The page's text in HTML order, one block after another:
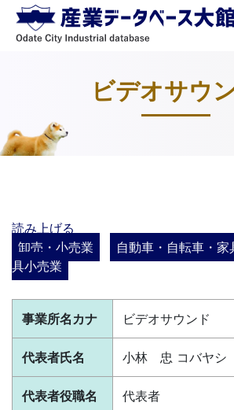
ビデオサウ
読み上げる
卸売・小売業
自動車・自転車・
具小売業
事業所名カナ ビデオサウンド
代表者氏名 小林 忠 コバヤシ
代表者役職名 代表者